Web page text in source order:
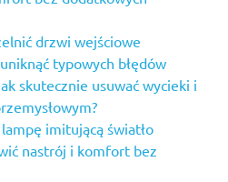
drzwi wejściowe
typowych błędów
skutecznie usuwać wycieki i
imitującą światło
nastrój i komfort bez